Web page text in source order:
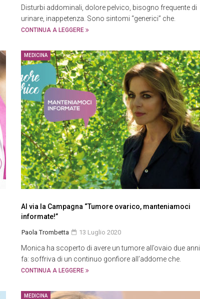
Disturbi addominali, dolore pelvico, bisogno frequente di
urinare, inappetenza. Sono sintomi “generici” che.
CONTINUA A LEGGERE
MEDICINA
Al via la Campagna “Tumore ovarico, manteniamoci
informate!”
Paola Trombetta 13 Luglio 2020
Monica ha scoperto di avere un tumore all’ovaio due anni
fa: soffriva di un continuo gonfiore all’addome che.
CONTINUA A LEGGERE
MEDICINA